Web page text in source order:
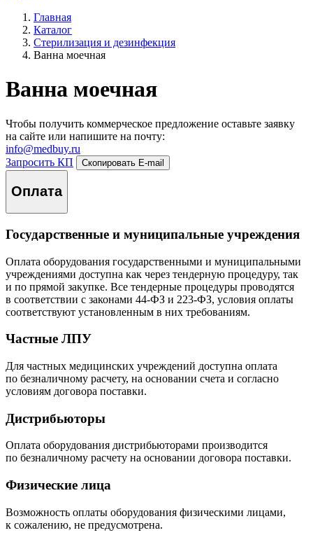
Главная
Каталог
Стерилизация и дезинфекция
Ванна моечная
Ванна моечная
Чтобы получить коммерческое предложение оставьте заявку
на сайте или напишите на почту:
info@medbuy.ru
Запросить КП
Скопировать E-mail
Оплата
Государственные и муниципальные учреждения
Оплата оборудования государственными и муниципальными
учреждениями доступна как через тендерную процедуру, так
и по прямой закупке. Все тендерные процедуры проводятся
в соответствии с законами 44-ФЗ и 223-ФЗ, условия оплаты
соответствуют установленным в них требованиям.
Частные ЛПУ
Для частных медицинских учреждений доступна оплата
по безналичному расчету, на основании счета и согласно
условиям договора поставки.
Дистрибьюторы
Оплата оборудования дистрибьюторами производится
по безналичному расчету на основании договора поставки.
Физические лица
Возможность оплаты оборудования физическими лицами,
к сожалению, не предусмотрена.